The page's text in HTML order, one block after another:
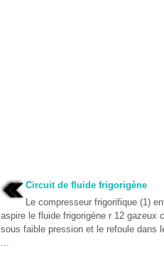
Circuit de fluide frigorigène
Le compresseur frigorifique (1)
aspire le fluide frigorigène r 12 gazeux
sous faible pression et le refoule dans
...